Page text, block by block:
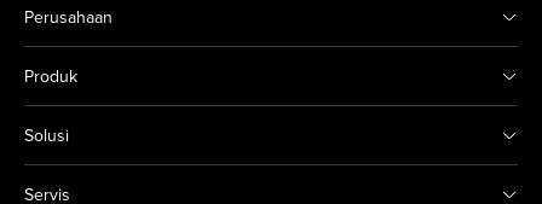
Perusahaan
Produk
Solusi
Servis